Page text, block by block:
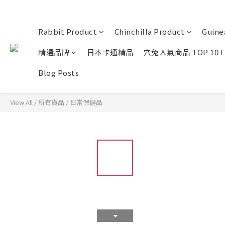
Rabbit Product Chinchilla Product
精選品牌
日本卡通精品 穴兔人氣商品 TOP 10 !
Blog Posts
View All / 所有貨品 / 日常保健品